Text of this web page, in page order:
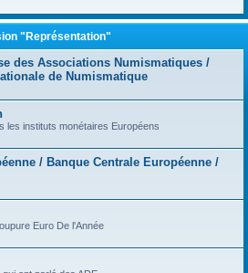
"Représentation"
des Associations Numismatiques /
de Numismatique
les instituts monétaires Européens
/ Banque Centrale Européenne /
Euro De l'Année